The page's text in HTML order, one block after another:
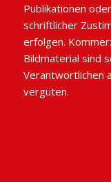
Publikationen
schriftlicher
erfolgen.
Bildmaterial sind
Verantwortlichen
vergüten.